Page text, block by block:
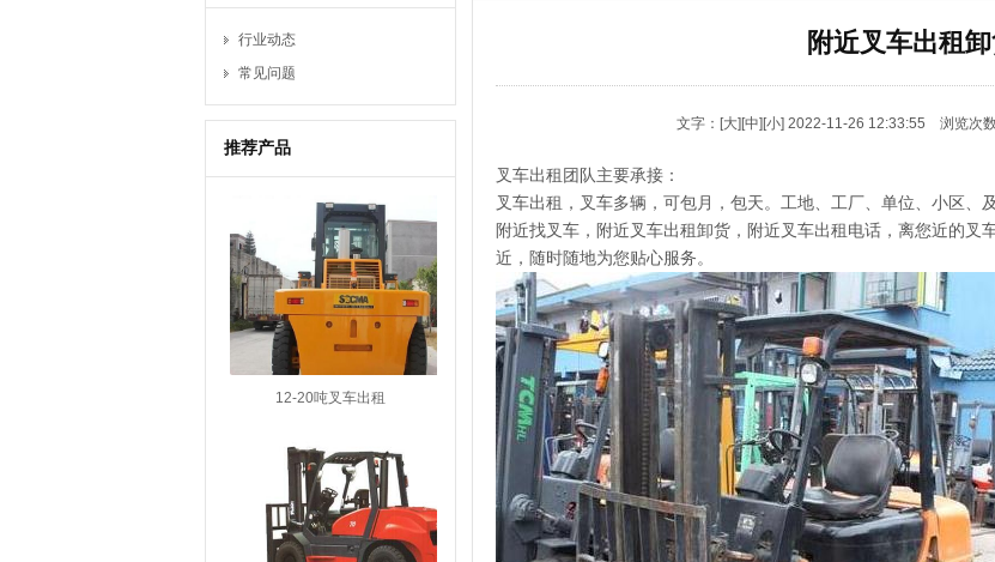
行业动态
常见问题
推荐产品
12-20吨叉车出租
附近叉车出租
文字： [大] [中] [小] 2022-11-26 12:33:55 浏览次数
叉车出租团队主要承接：
叉车出租，叉车多辆，可包月，包天。工地、工厂、单位、小区、
附近找叉车， 附近叉车出租卸货，附近叉车出租电话，离您近的叉
近，随时随地为您贴心服务。